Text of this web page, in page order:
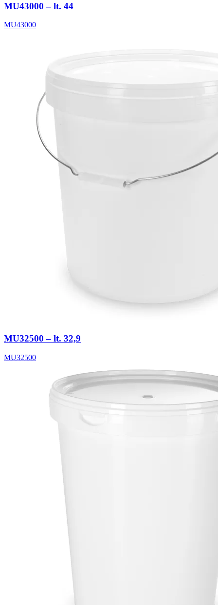
MU43000 – lt. 44
MU43000
MU32500 – lt. 32,9
MU32500